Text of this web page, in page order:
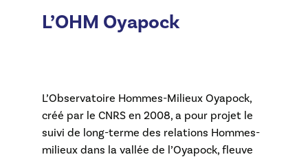
L’OHM Oyapock
L’Observatoire Hommes-Milieux Oyapock,
créé par le CNRS en 2008, a pour projet le
suivi de long-terme des relations Hommes-
milieux dans la vallée de l’Oyapock, fleuve